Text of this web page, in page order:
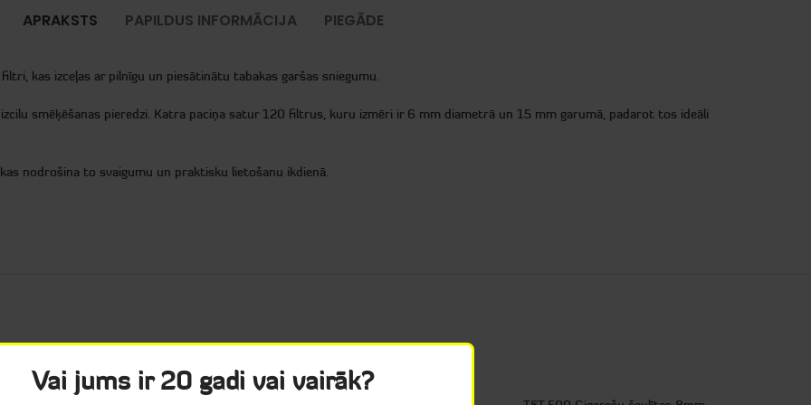
APRAKSTS PAPILDUS INFORMĀCIJA PIEGĀDE
kas izceļas ar pilnīgu un piesātinātu tabakas garšas sniegumu.
smēķēšanas pieredzi. Katra paciņa satur 120 filtrus, kuru izmēri ir 6 mm diametrā un 15 mm garumā, padarot tos ideāli
nodrošina to svaigumu un praktisku lietošanu ikdienā.
Vai jums ir 20 gadi vai vairāk?